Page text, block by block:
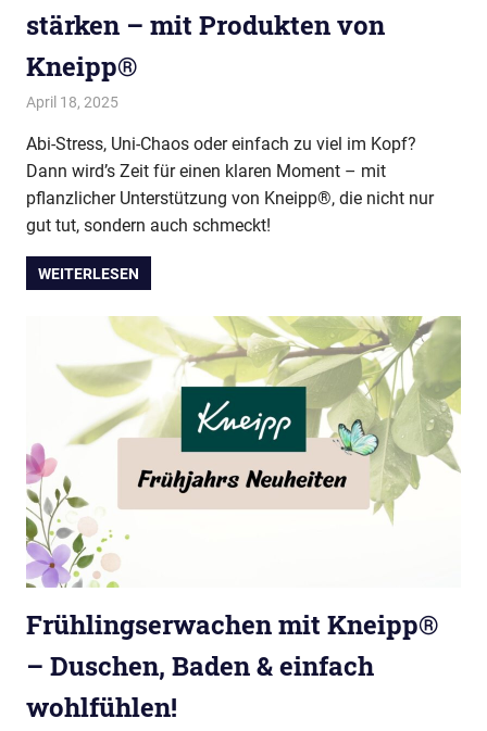
stärken – mit Produkten von
Kneipp®
April 18, 2025
Abi-Stress, Uni-Chaos oder einfach zu viel im Kopf?
Dann wird’s Zeit für einen klaren Moment – mit
pflanzlicher Unterstützung von Kneipp®, die nicht nur
gut tut, sondern auch schmeckt!
WEITERLESEN
Frühlingserwachen mit Kneipp®
– Duschen, Baden & einfach
wohlfühlen!